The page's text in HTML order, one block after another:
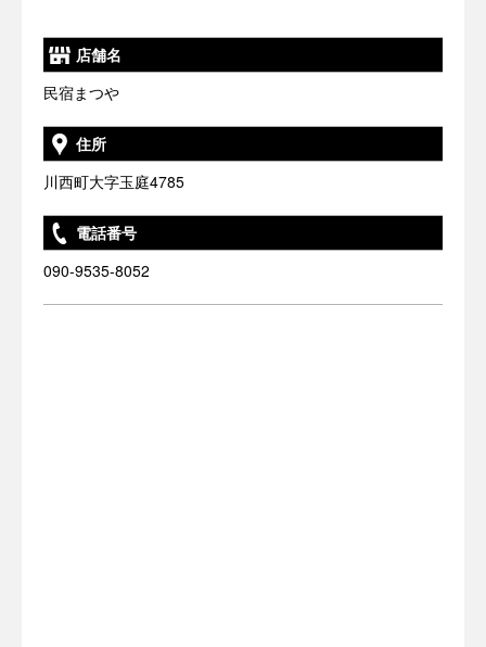
店舗名
民宿まつや
住所
川西町大字玉庭4785
電話番号
090-9535-8052